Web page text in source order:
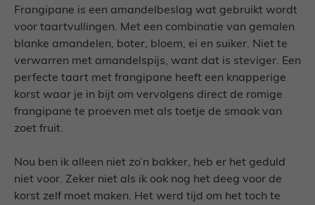
Frangipane is een amandelbeslag wat gebruikt wordt
voor taartvullingen. Met een combinatie van gemalen
blanke amandelen, boter, bloem, ei en suiker. Niet te
verwarren met amandelspijs, want dat is steviger. Een
perfecte taart met frangipane heeft een knapperige
korst waar je in bijt om vervolgens direct de romige
frangipane te proeven met als toetje de smaak van
zoet fruit.
Nou ben ik alleen niet zo’n bakker, heb er het geduld
niet voor. Zeker niet als ik ook nog het deeg voor de
korst zelf moet maken. Het werd tijd om het toch te